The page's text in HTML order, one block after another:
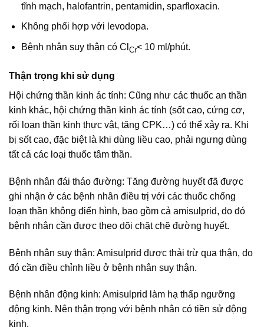
tĩnh mạch, halofantrin, pentamidin, sparfloxacin.
Không phối hợp với levodopa.
Bệnh nhân suy thận có Cl Cr< 10 ml/phút.
Thận trọng khi sử dụng
Hội chứng thần kinh ác tính: Cũng như các thuốc an thần
kinh khác, hội chứng thần kinh ác tính (sốt cao, cứng cơ,
rối loạn thần kinh thực vật, tăng CPK…) có thể xảy ra. Khi
bị sốt cao, đặc biệt là khi dùng liều cao, phải ngưng dùng
tất cả các loại thuốc tâm thần.
Bệnh nhân đái tháo đường: Tăng đường huyết đã được
ghi nhận ở các bệnh nhân điều trị với các thuốc chống
loạn thần không điển hình, bao gồm cả amisulprid, do đó
bệnh nhân cần được theo dõi chặt chẽ đường huyết.
Bệnh nhân suy thận: Amisulprid được thải trừ qua thận, do
đó cần điều chỉnh liều ở bệnh nhân suy thận.
Bệnh nhân động kinh: Amisulprid làm hạ thấp ngưỡng
động kinh. Nên thận trọng với bệnh nhân có tiền sử động
kinh.